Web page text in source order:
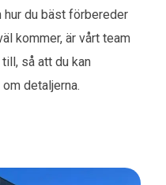
hur du bäst förbereder
kommer, är vårt team
så att du kan
detaljerna.